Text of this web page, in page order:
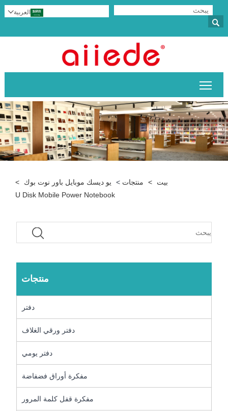

العربية
بيت > منتجات > يو ديسك موبايل باور نوت بوك
>
U Disk Mobile Power Notebook
منتجات
دفتر
دفتر ورقي الغلاف
دفتر يومي
مفكرة أوراق فضفاضة
مفكرة قفل كلمة المرور